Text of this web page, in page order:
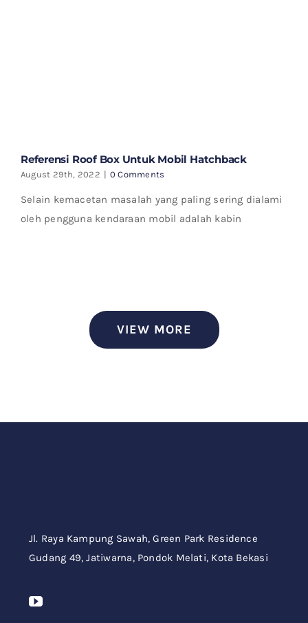
Referensi Roof Box Untuk Mobil Hatchback
August 29th, 2022 | 0 Comments
Selain kemacetan masalah yang paling sering dialami
oleh pengguna kendaraan mobil adalah kabin
VIEW MORE
Jl. Raya Kampung Sawah,Green Park Residence
Gudang 49,Jatiwarna, Pondok Melati, Kota Bekasi